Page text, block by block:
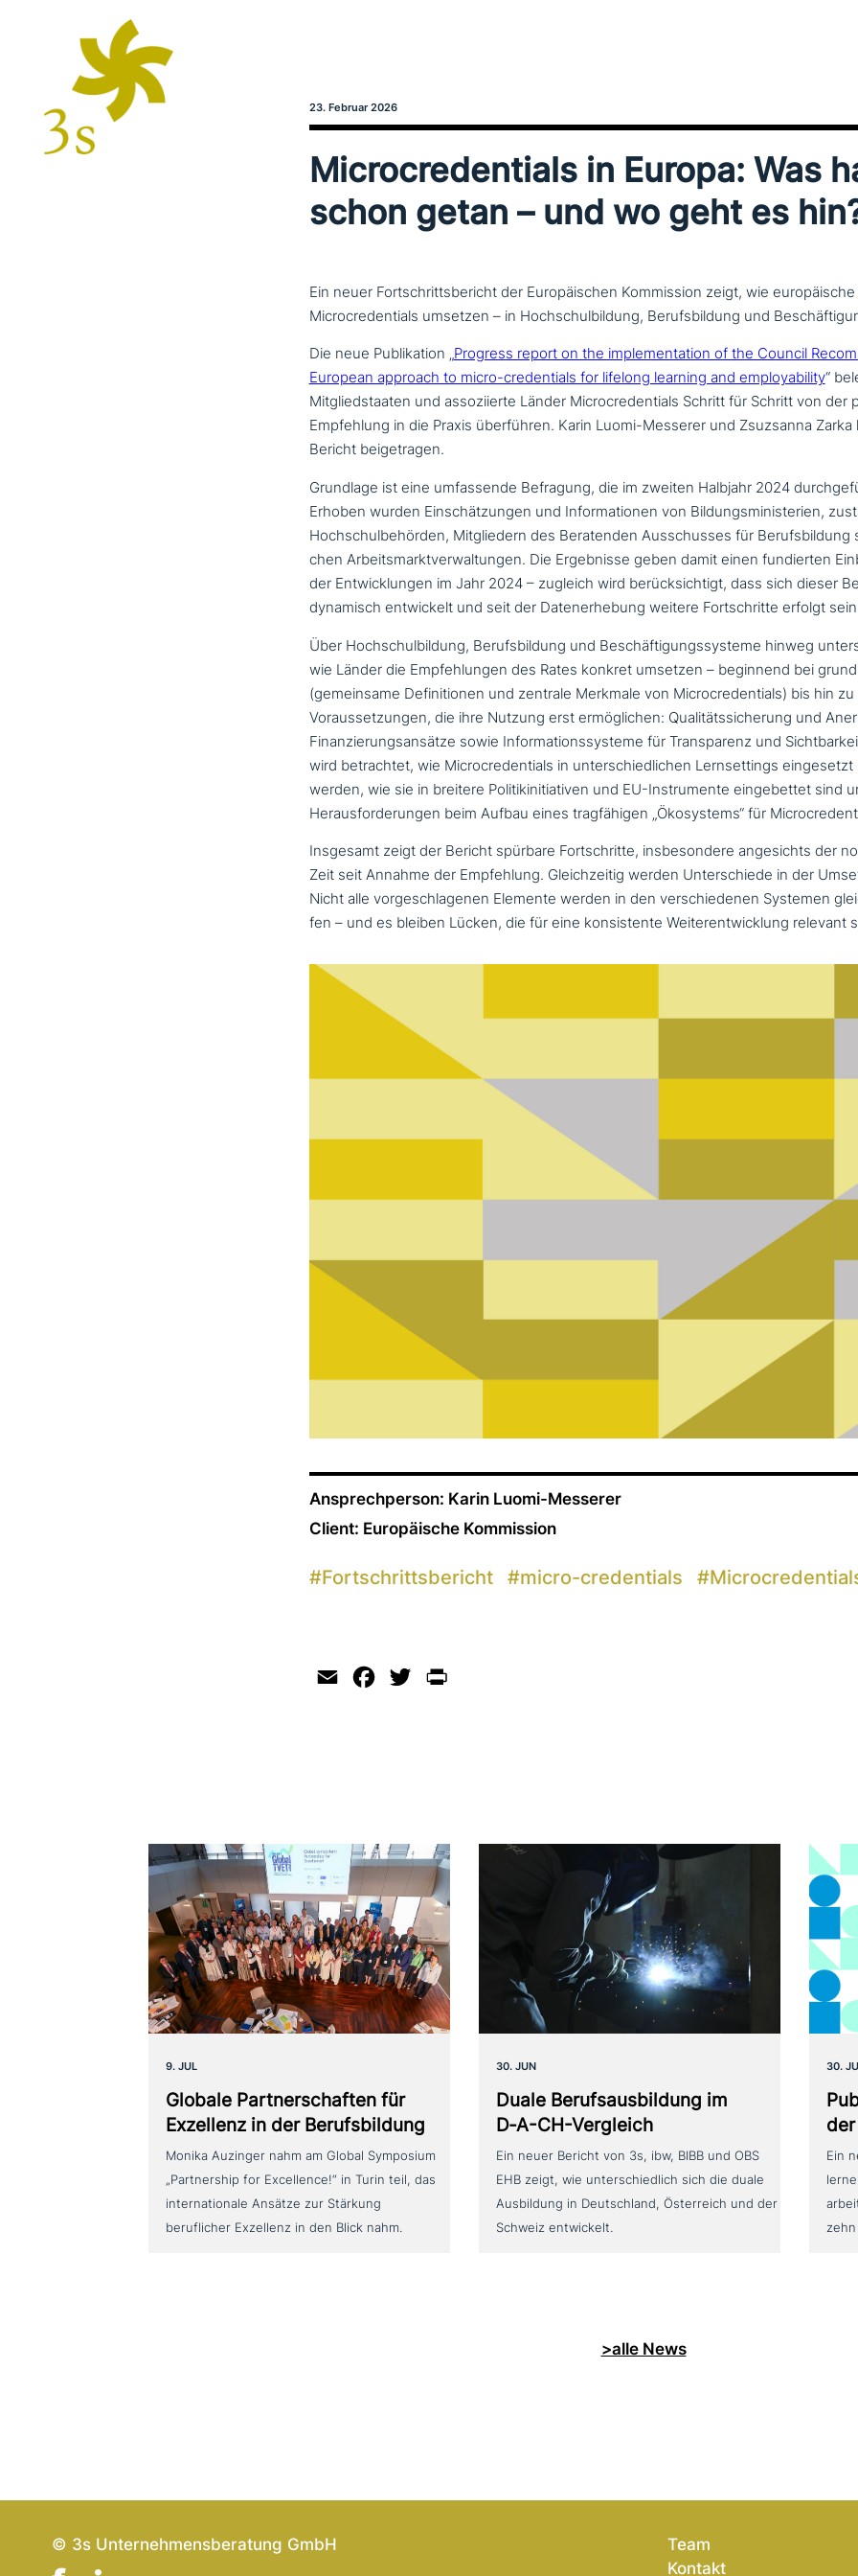
23. Februar 2026
Microcredentials in Europa: Was
schon getan – und wo geht es
Ein neuer Fortschrittsbericht der Europäischen Kommission zeigt, wie europäische
Microcredentials umsetzen – in Hochschulbildung, Berufsbildung und
Die neue Publikation „Progress report on the imple­men­ta­ti­on of the Council
European approach to micro-cre­den­ti­als for lifelong learning and employa­bi­li­ty“
Mitgliedstaaten und asso­zi­ier­te Länder Microcredentials Schritt für Schritt von der
Empfehlung in die Praxis über­füh­ren. Karin Luomi-Messerer und Zsuzsanna Zarka
Bericht beigetragen.
Grundlage ist eine umfas­sen­de Befragung, die im zweiten Halbjahr 2024
Erhoben wurden Einschätzungen und Informationen von Bildungsministerien,
Hochschulbehörden, Mitgliedern des Beratenden Ausschusses für
chen Arbeitsmarktverwaltungen. Die Ergebnisse geben damit einen fun­dier­ten
der Entwicklungen im Jahr 2024 – zugleich wird berück­sich­tigt, dass sich dieser
dynamisch ent­wickelt und seit der Datenerhebung weitere Fortschritte erfolgt
Über Hochschulbildung, Berufsbildung und Beschäftigungssysteme hinweg
wie Länder die Empfehlungen des Rates konkret umsetzen – beginnend bei
(gemein­sa­me Definitionen und zentrale Merkmale von Microcredentials) bis hin
Voraussetzungen, die ihre Nutzung erst ermög­li­chen: Qualitätssicherung und
Finanzierungsansätze sowie Informationssysteme für Transparenz und
wird betrach­tet, wie Microcredentials in unter­schied­li­chen Lernsettings
werden, wie sie in breitere Politikinitiativen und EU-Instrumente ein­ge­bet­tet sind
Herausforderungen beim Aufbau eines trag­fä­hi­gen „Ökosystems“ für
Insgesamt zeigt der Bericht spürbare Fortschritte, ins­be­son­de­re ange­sichts der
Zeit seit Annahme der Empfehlung. Gleichzeitig werden Unterschiede in der
Nicht alle vor­ge­schla­ge­nen Elemente werden in den ver­schie­de­nen Systemen
fen – und es bleiben Lücken, die für eine kon­si­sten­te Weiterentwicklung relevant
Ansprechperson: Karin Luomi-Messerer
Client: Europäische Kommission
#Fortschrittsbericht #micro-credentials #
Email Facebook
Twitter
9. JUL
Globale Partnerschaften für
Exzellenz in der Berufsbildung
Monika Auzinger nahm am Global Symposium
„Partnership for Excellence!“ in Turin teil, das
internationale Ansätze zur Stärkung
beruflicher Exzellenz in den Blick nahm.
30. JUN
Duale Berufsausbildung im
D‑A-CH-Vergleich
Ein neuer Bericht von 3s, ibw, BIBB und OBS
EHB zeigt, wie unterschiedlich sich die duale
Ausbildung in Deutschland, Österreich und der
Schweiz entwickelt.
30.
Ein
>alle News
© 3s Unternehmensberatung GmbH
Team
Kontakt